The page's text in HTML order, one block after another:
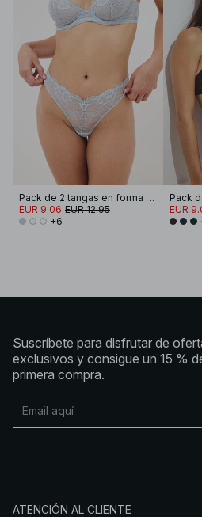
Pack de 2 tangas en forma de V
EUR 9.06 EUR 12.95
+6
EUR
Suscríbete para disfrutar de
exclusivos y consigue un 15 %
primera compra.
ATENCIÓN AL CLIENTE